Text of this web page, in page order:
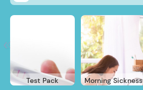
Test Pack Morning Sickness